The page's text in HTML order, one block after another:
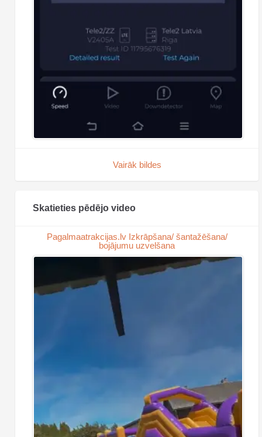
Vairāk bildes
Skatieties pēdējo video
Pagalmaatrakcijas.lv Izkrāpšana/ šantažēšana/
bojājumu uzvelšana